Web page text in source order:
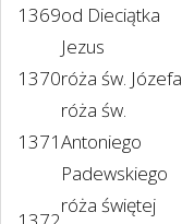
1369od Dieciątka
Jezus
1370róża św. Józefa
1371
róża św.
Antoniego
Padewskiego
róża świętej